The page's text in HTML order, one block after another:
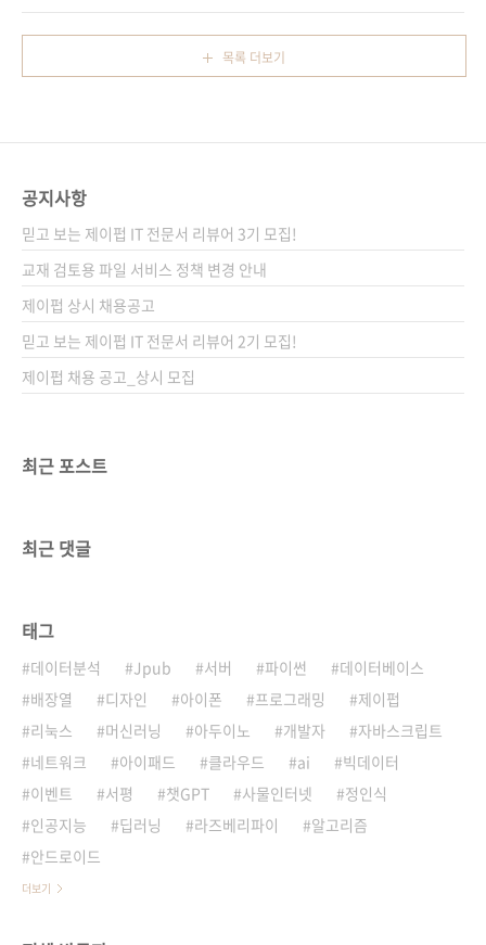
http://en.wikipedia.org/wiki/ASP.NET_MVC_Framework
ASP.NET MVC 서적은 2009년 8월말 현재 8권
정도가 출간되었고, 앞으로 3-4권 정도가 더 출
니다. 그리고 기다리고 계신 분들에게는 고마움
을 전합니다. 표지 디자인 시안을 이 블로그에서
에 나온 안드로이드 서적은 2종이 있습니다. 하
나는 번역서이고, 하나는 저서인데 둘 모두 안드
로이드 개발에 입문하는 분들에게 최적의 책은
아닐지라도 모바일 개발에 발을 들이는 데에는
괜찮은 서..
목록 더보기
공지사항
믿고 보는 제이펍 IT 전문서 리뷰어 3기 모집!
교재 검토용 파일 서비스 정책 변경 안내
제이펍 상시 채용공고
믿고 보는 제이펍 IT 전문서 리뷰어 2기 모집!
제이펍 채용 공고_상시 모집
최근 포스트
최근 댓글
태그
데이터분석 Jpub 서버 파이썬
데이터베이스
배장열
디자인 아이폰 프로그래밍
제이펍
리눅스
머신러닝 아두이노 개발자
자바스크립트
네트워크
아이패드 클라우드 ai
빅데이터
이벤트
서평 챗GPT 사물인터넷
정인식
인공지능
딥러닝 라즈베리파이
알고리즘
안드로이드
더보기